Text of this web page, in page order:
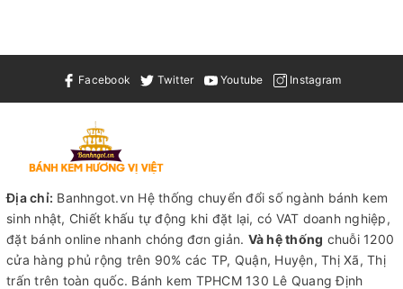
Facebook Twitter Youtube Instagram
Địa chỉ: Banhngot.vn Hệ thống chuyển đổi số ngành bánh kem
sinh nhật, Chiết khấu tự động khi đặt lại, có VAT doanh nghiệp,
đặt bánh online nhanh chóng đơn giản. Và hệ thống chuỗi 1200
cửa hàng phủ rộng trên 90% các TP, Quận, Huyện, Thị Xã, Thị
trấn trên toàn quốc. Bánh kem TPHCM130 Lê Quang Định